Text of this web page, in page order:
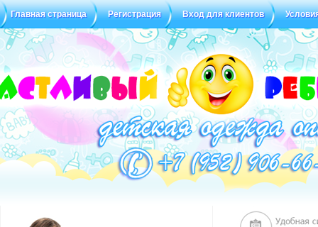
Главная страница Регистрация Вход для клиентов
Статус заказа Отзывы